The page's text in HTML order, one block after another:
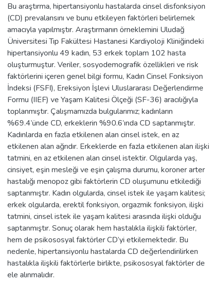
Bu araştırma, hipertansiyonlu hastalarda cinsel disfonksiyon
(CD) prevalansını ve bunu etkileyen faktörleri belirlemek
amacıyla yapılmıştır. Araştırmanın örneklemini Uludağ
Üniversitesi Tıp Fakültesi Hastanesi Kardiyoloji Kliniğindeki
hipertansiyonlu 49 kadın, 53 erkek toplam 102 hasta
oluşturmuştur. Veriler, sosyodemografik özellikleri ve risk
faktörlerini içeren genel bilgi formu, Kadın Cinsel Fonksiyon
İndeksi (FSFI), Ereksiyon İşlevi Uluslararası Değerlendirme
Formu (IIEF) ve Yaşam Kalitesi Ölçeği (SF-36) aracılığıyla
toplanmıştır. Çalışmamızda bulgularımız; kadınların
%69.4’ünde CD, erkeklerin %90.6’ında CD saptanmıştır.
Kadınlarda en fazla etkilenen alan cinsel istek, en az
etkilenen alan ağrıdır. Erkeklerde en fazla etkilenen alan ilişki
tatmini, en az etkilenen alan cinsel istektir. Olgularda yaş,
cinsiyet, eşin mesleği ve eşin çalışma durumu, koroner arter
hastalığı menopoz gibi faktörlerin CD oluşumunu etkilediği
saptanmıştır. Kadın olgularda, cinsel istek ile yaşam kalitesi;
erkek olgularda, erektil fonksiyon, orgazmik fonksiyon, ilişki
tatmini, cinsel istek ile yaşam kalitesi arasında ilişki olduğu
saptanmıştır. Sonuç olarak hem hastalıkla ilişkili faktörler,
hem de psikososyal faktörler CD’yi etkilemektedir. Bu
nedenle, hipertansiyonlu hastalarda CD değerlendirilirken
hastalıkla ilişkili faktörlerle birlikte, psikososyal faktörler de
ele alınmalıdır.